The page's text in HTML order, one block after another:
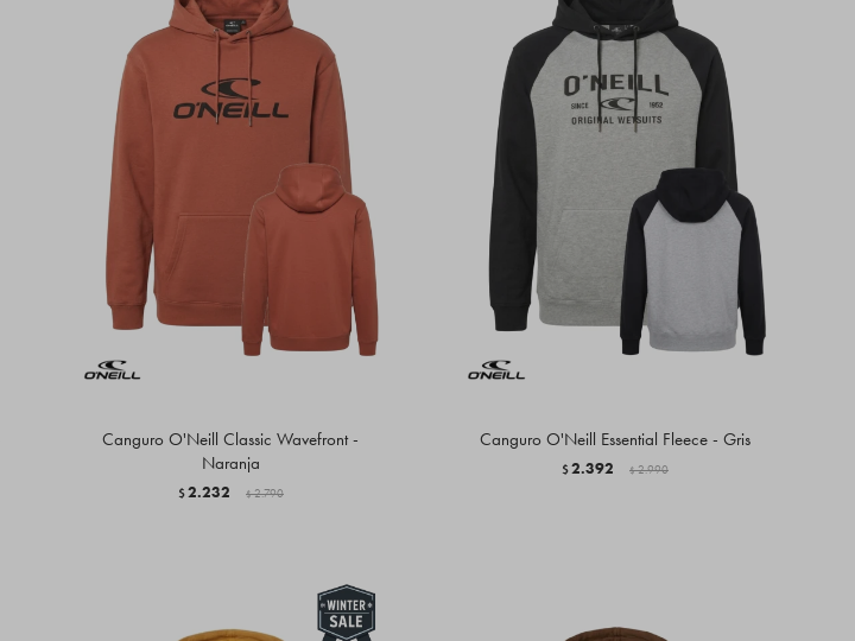
Canguro O'Neill Classic Wavefront -
Naranja
$2.232 $ 2.790
Canguro O'Neill Essential Fleece - Gris
$2.392 $ 2.990